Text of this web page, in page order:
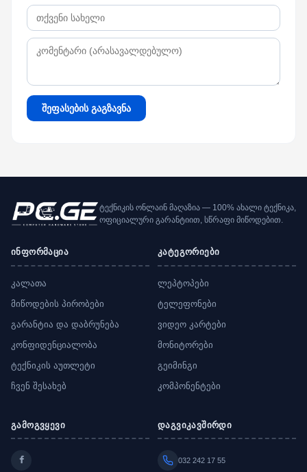
შეფასების გაგზავნა
ტექნიკის ონლაინ მაღაზია — 100% ახალი ტექნიკა,
ოფიციალური გარანტიით, სწრაფი მიწოდებით.
ინფორმაცია
კალათა
მიწოდების პირობები
გარანტია და დაბრუნება
კონფიდენციალობა
ტექნიკის აუთლეტი
ჩვენ შესახებ
კატეგორიები
ლეპტოპები
ტელეფონები
ვიდეო კარტები
მონიტორები
გეიმინგი
კომპონენტები
გამოგვყევი დაგვიკავშირდი
032 242 17 55